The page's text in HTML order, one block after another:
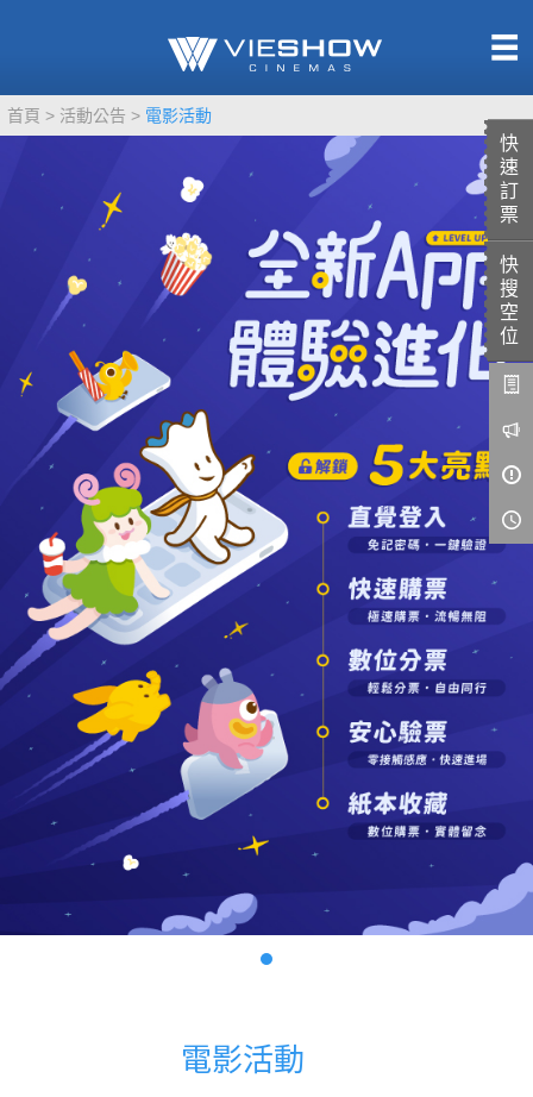
快
速
訂
票
快
搜
空
位
首頁 活動公告 電影活動
電影活動
即將上映
TITAN SCREEN
MUCROWN
4DX
VR 演唱會
GOLD CLASS
AD口述影像
LIVE演唱會
影城餐飲
UNICORN
影城公告
影城活動
中獎名單
合作夥伴
商家介紹
商場活動
會員Q&A